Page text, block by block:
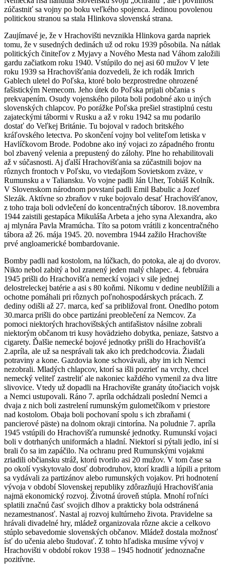
zúčastniť sa vojny po boku veľkého spojenca. Jedinou povolenou
politickou stranou sa stala Hlinkova slovenská strana.
Zaujímavé je, že v Hrachovišti nevznikla Hlinkova garda napriek
tomu, že v susedných dedinách už od roku 1939 pôsobila. Na nátlak
politických činiteľov z Myjavy a Nového Mesta nad Váhom založili
gardu začiatkom roku 1940. Vstúpilo do nej asi 60 mužov V lete
roku 1939 sa Hrachovišťania dozvedeli, že ich rodák Imrich
Gablech uletel do Poľska, ktoré bolo bezprostredne ohrozené
fašistickým Nemecom. Jeho útek do Poľska prijali občania s
prekvapením. Osudy vojenského pilota boli podobné ako u iných
slovenských chlapcov. Po porážke Poľska prešiel strastiplnú cestu
zajateckými tábormi v Rusku a až v roku 1942 sa mu podarilo
dostať do Veľkej Británie. Tu bojoval v radoch britského
kráľovského letectva. Po skončení vojny bol veliteľom letiska v
Havlíčkovom Brode. Podobne ako iný vojaci zo západného frontu
bol zbavený velenia a prepustený do zálohy. Plne ho rehabilitovali
až v súčasnosti. Aj ďalší Hrachovišťania sa zúčastnili bojov na
rôznych frontoch v Poľsku, vo vtedajšom Sovietskom zväze, v
Rumunsku a v Taliansku. Vo vojne padli Ján Uher, Tobiáš Kolník.
V Slovenskom národnom povstaní padli Emil Babulic a Jozef
Slezák. Aktívne so zbraňov v ruke bojovalo desať Hrachovišťanov,
z toho traja boli odvlečení do koncentračných táborov. 18.novembra
1944 zaistili gestapáca Mikuláša Arbeta a jeho syna Alexandra, ako
aj mlynára Pavla Mramúcha. Títo sa potom vrátili z koncentračného
tábora až 26. mája 1945. 20. novembra 1944 zažilo Hrachovište
prvé angloamerické bombardovanie.
Bomby padli nad kostolom, na lúčkach, do potoka, ale aj do dvorov.
Nikto nebol zabitý a bol zranený jeden malý chlapec. 4. februára
1945 prišli do Hrachovišťa nemeckí vojaci v sile jednej
delostreleckej batérie a asi s 80 koňmi. Nikomu v dedine neublížili a
ochotne pomáhali pri rôznych poľnohospodárskych prácach. Z
dediny odišli až 27. marca, keď sa približoval front. Onedlho potom
30.marca prišli do obce partizáni preoblečení za Nemcov. Za
pomoci niektorých hrachovištských antifašistov násilne zobrali
niektorým občanom tri kusy hovädzieho dobytka, peniaze, šatstvo a
cigarety. Ďalšie nemecké bojové jednotky prišli do Hrachovišťa
2.apríla, ale už sa nesprávali tak ako ich predchodcovia. Žiadali
potraviny a kone. Gazdovia kone schovávali, aby im ich Nemci
nezobrali. Mladých chlapcov, ktorí sa išli pozrieť na vrchy, chcel
nemecký veliteľ zastreliť ale nakoniec každého vymenil za dva litre
slivovice. Vtedy už dopadli na Hrachovište granáty útočiacich vojsk
a Nemci ustupovali. Ráno 7. apríla odchádzali poslední Nemci a
dvaja z nich boli zastrelení rumunským gulometčíkom v priestore
nad kostolom. Obaja boli pochovaní spolu s ich zbraňami (
pancierové päste) na dolnom okraji cintorína. Na poludnie 7. apríla
1945 vstúpili do Hrachovišťa rumunské jednotky. Rumunskí vojaci
boli v dotrhaných uniformách a hladní. Niektorí si pýtali jedlo, iní si
brali čo sa im zapáčilo. Na ochranu pred Rumunskými vojakmi
zriadili občiansku stráž, ktorú tvorilo asi 20 mužov. V tom čase sa
po okolí vyskytovalo dosť dobrodruhov, ktorí kradli a lúpili a pritom
sa vydávali za partizánov alebo rumunských vojakov. Pri hodnotení
vývoja v období Slovenskej republiky zdôrazňujú Hrachovišťania
najmä ekonomický rozvoj. Životná úroveň stúpla. Mnohí roľníci
splatili značnú časť svojich dlhov a prakticky bola odstránená
nezamestnanosť. Nastal aj rozvoj kultúrneho života. Pravidelne sa
hrávali divadelné hry, mládež organizovala rôzne akcie a celkovo
stúplo sebavedomie slovenských občanov. Mládež dostala možnosť
ísť do učenia alebo študovať. Z tohto hľadiska musíme vývoj v
Hrachovišti v období rokov 1938 – 1945 hodnotiť jednoznačne
pozitívne.